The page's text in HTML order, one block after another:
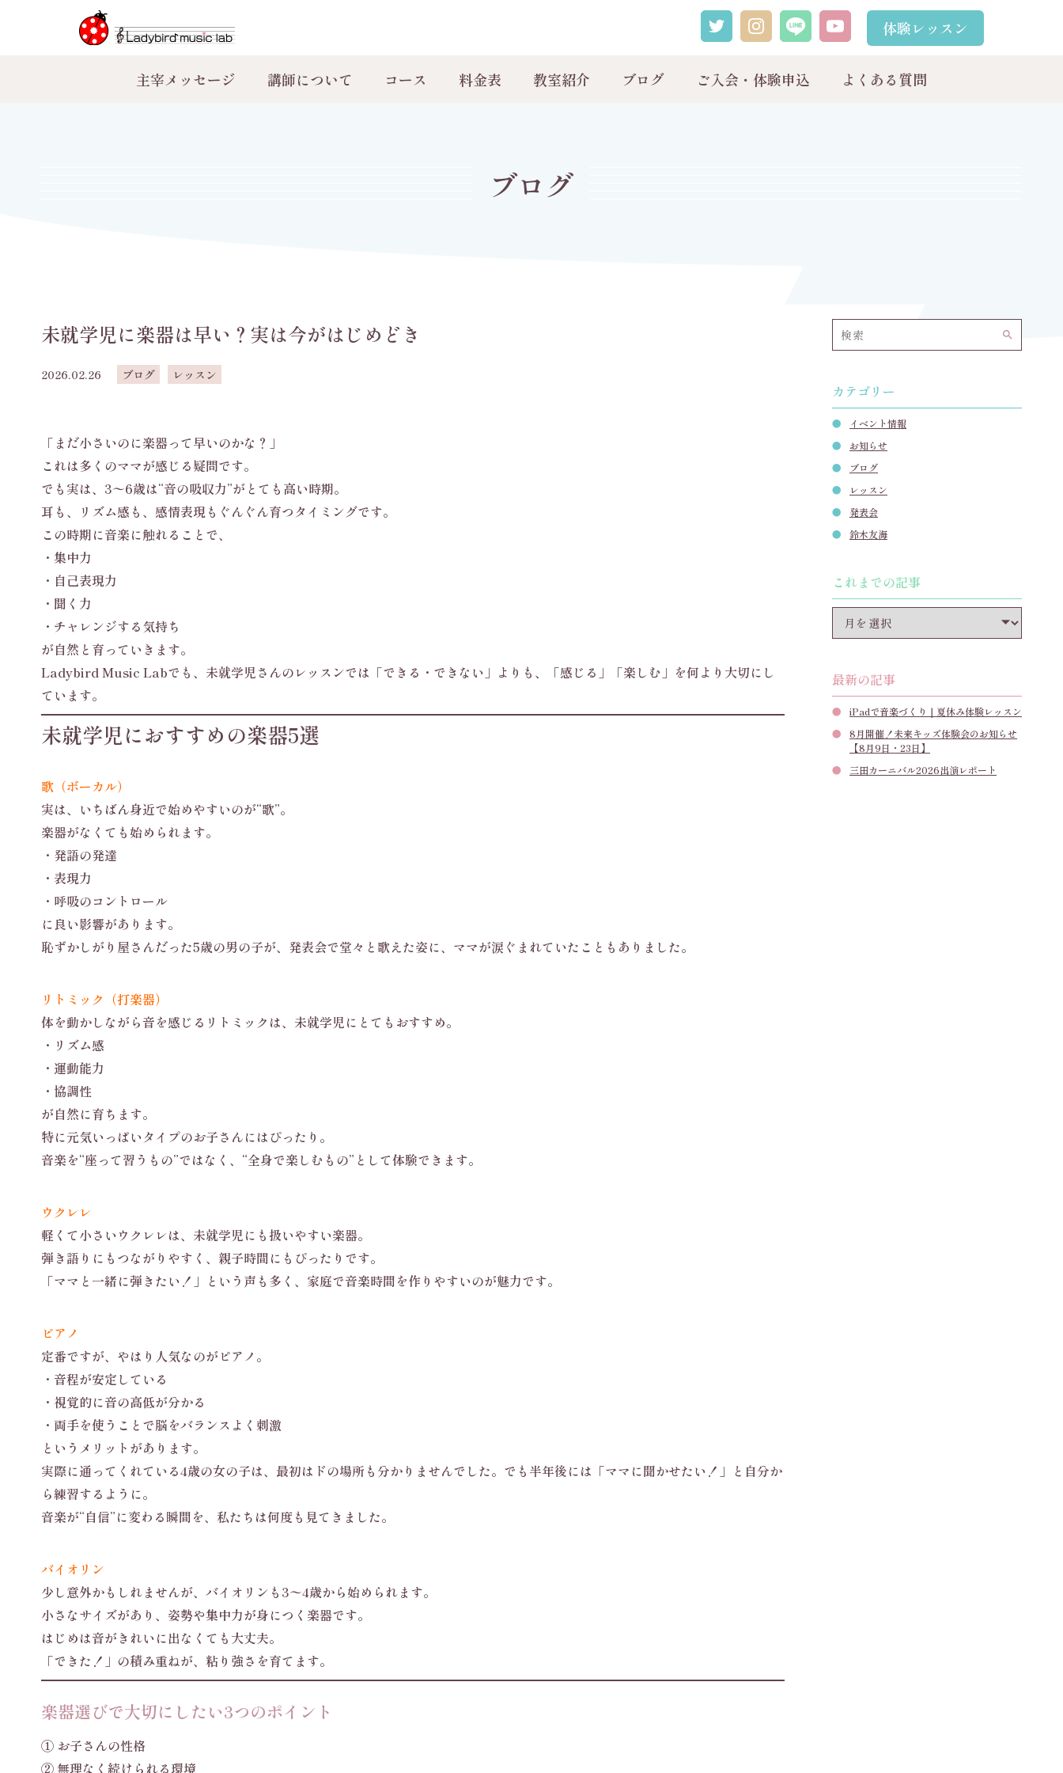
体験レッスン
主宰メッセージ 講師について コース 料金表 教室紹介 ブログ ご入会・体験申込 よくある質問
ブログ
未就学児に楽器は早い？実は今がはじめどき
2026.02.26 ブログ レッスン
「まだ小さいのに楽器って早いのかな？」
これは多くのママが感じる疑問です。
でも実は、3〜6歳は“音の吸収力”がとても高い時期。
耳も、リズム感も、感情表現もぐんぐん育つタイミングです。
この時期に音楽に触れることで、
・集中力
・自己表現力
・聞く力
・チャレンジする気持ち
が自然と育っていきます。
Ladybird Music Labでも、未就学児さんのレッスンでは「できる・できない」よりも、「感じる」「楽しむ」を何より大切にし
ています。
未就学児におすすめの楽器5選
歌（ボーカル）
実は、いちばん身近で始めやすいのが“歌”。
楽器がなくても始められます。
・発語の発達
・表現力
・呼吸のコントロール
に良い影響があります。
恥ずかしがり屋さんだった5歳の男の子が、発表会で堂々と歌えた姿に、ママが涙ぐまれていたこともありました。
リトミック（打楽器）
体を動かしながら音を感じるリトミックは、未就学児にとてもおすすめ。
・リズム感
・運動能力
・協調性
が自然に育ちます。
特に元気いっぱいタイプのお子さんにはぴったり。
音楽を“座って習うもの”ではなく、“全身で楽しむもの”として体験できます。
ウクレレ
軽くて小さいウクレレは、未就学児にも扱いやすい楽器。
弾き語りにもつながりやすく、親子時間にもぴったりです。
「ママと一緒に弾きたい！」という声も多く、家庭で音楽時間を作りやすいのが魅力です。
ピアノ
定番ですが、やはり人気なのがピアノ。
・音程が安定している
・視覚的に音の高低が分かる
・両手を使うことで脳をバランスよく刺激
というメリットがあります。
実際に通ってくれている4歳の女の子は、最初はドの場所も分かりませんでした。でも半年後には「ママに聞かせたい！」と自分か
ら練習するように。
音楽が“自信”に変わる瞬間を、私たちは何度も見てきました。
バイオリン
少し意外かもしれませんが、バイオリンも3〜4歳から始められます。
小さなサイズがあり、姿勢や集中力が身につく楽器です。
はじめは音がきれいに出なくても大丈夫。
「できた！」の積み重ねが、粘り強さを育てます。
楽器選びで大切にしたい3つのポイント
① お子さんの性格
② 無理なく続けられる環境
search
カテゴリー
イベント情報
お知らせ
ブログ
レッスン
発表会
鈴木友海
これまでの記事
最新の記事
iPadで音楽づくり｜夏休み体験レッスン
8月開催！未来キッズ体験会のお知らせ
【8月9日・23日】
三田カーニバル2026出演レポート